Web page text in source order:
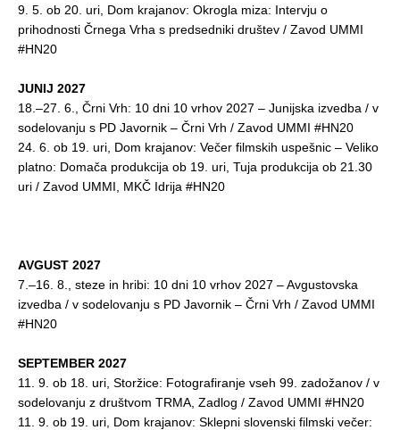
9. 5. ob 20. uri, Dom krajanov: Okrogla miza: Intervju o
prihodnosti Črnega Vrha s predsedniki društev / Zavod UMMI
#HN20
JUNIJ 2027
18.–27. 6., Črni Vrh: 10 dni 10 vrhov 2027 – Junijska izvedba / v
sodelovanju s PD Javornik – Črni Vrh / Zavod UMMI #HN20
24. 6. ob 19. uri, Dom krajanov: Večer filmskih uspešnic – Veliko
platno: Domača produkcija ob 19. uri, Tuja produkcija ob 21.30
uri / Zavod UMMI, MKČ Idrija #HN20
AVGUST 2027
7.–16. 8., steze in hribi: 10 dni 10 vrhov 2027 – Avgustovska
izvedba / v sodelovanju s PD Javornik – Črni Vrh / Zavod UMMI
#HN20
SEPTEMBER 2027
11. 9. ob 18. uri, Storžice: Fotografiranje vseh 99. zadožanov / v
sodelovanju z društvom TRMA, Zadlog / Zavod UMMI #HN20
11. 9. ob 19. uri, Dom krajanov: Sklepni slovenski filmski večer: